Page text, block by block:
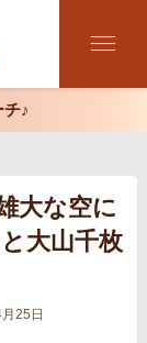
♪
大な空に
大山千枚
25日